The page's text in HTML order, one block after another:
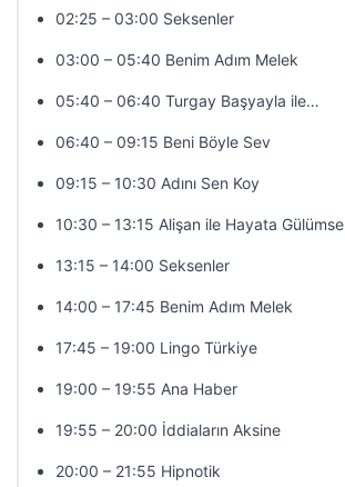
02:25 – 03:00 Seksenler
03:00 – 05:40 Benim Adım Melek
05:40 – 06:40 Turgay Başyayla ile…
06:40 – 09:15 Beni Böyle Sev
09:15 – 10:30 Adını Sen Koy
10:30 – 13:15 Alişan ile Hayata Gülümse
13:15 – 14:00 Seksenler
14:00 – 17:45 Benim Adım Melek
17:45 – 19:00 Lingo Türkiye
19:00 – 19:55 Ana Haber
19:55 – 20:00 İddiaların Aksine
20:00 – 21:55 Hipnotik